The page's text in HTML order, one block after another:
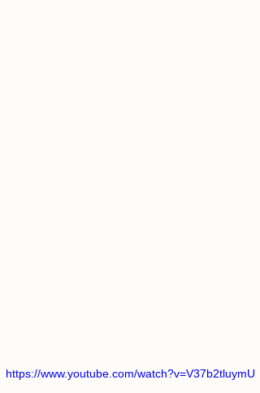
https://www.youtube.com/watch?v=V37b2tluymU